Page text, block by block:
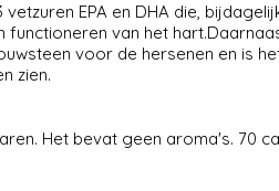
EPA en DHA die,
van het
voor de hersenen en is
zien.
Het bevat geen aroma's. 70